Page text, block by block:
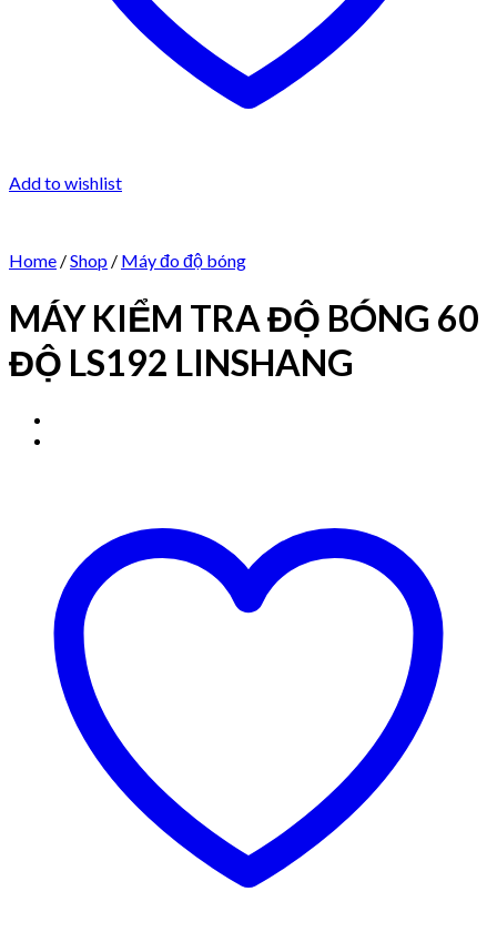
Add to wishlist
Home /Shop / Máy đo độ bóng
MÁY KIỂM TRA ĐỘ BÓNG 60
ĐỘ LS192 LINSHANG